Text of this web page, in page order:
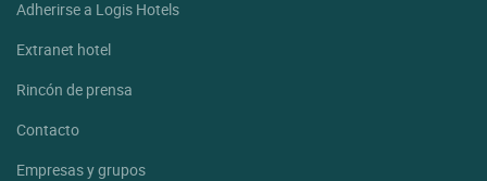
Adherirse a Logis Hotels
Extranet hotel
Rincón de prensa
Contacto
Empresas y grupos